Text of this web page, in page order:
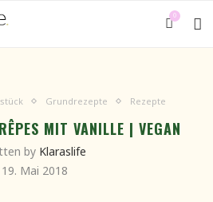
0
Grundrezepte Rezepte
MIT VANILLE | VEGAN
by Klaraslife
19. Mai 2018